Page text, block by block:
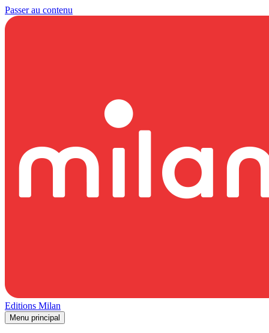
Passer au contenu
Editions Milan
Menu principal